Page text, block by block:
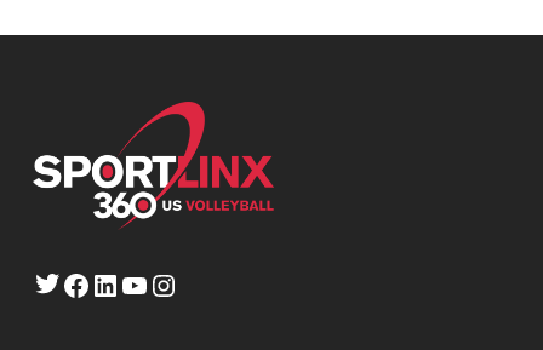
Twitter
Facebook
LinkedIn
YouTube